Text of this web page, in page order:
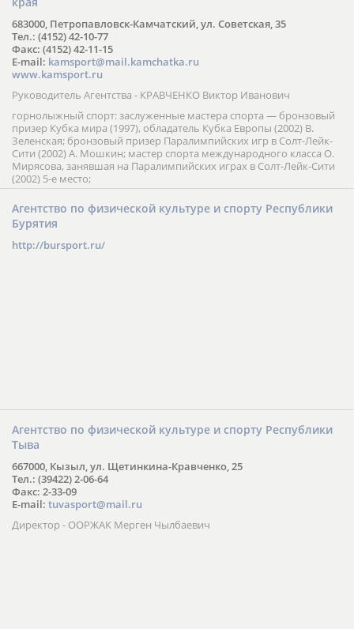
683000, Петропавловск-Камчатский, ул. Советская, 35
Тел.: (4152) 42-10-77
Факс: (4152) 42-11-15
E-mail: kamsport@mail.kamchatka.ru
www.kamsport.ru
Руководитель Агентства - КРАВЧЕНКО Виктор Иванович
горнолыжный спорт: заслуженные мастера спорта — бронзовый
призер Кубка мира (1997), обладатель Кубка Европы (2002) В.
Зеленская; бронзовый призер Паралимпийских игр в Солт-Лейк-
Сити (2002) А. Мошкин; мастер спорта международного класса О.
Мирясова, занявшая на Паралимпийских играх в Солт-Лейк-Сити
(2002) 5-е место;
Агентство по физической культуре и спорту Республики
Бурятия
http://bursport.ru/
Агентство по физической культуре и спорту Республики
Тыва
667000, Кызыл, ул. Щетинкина-Кравченко, 25
Тел.: (39422) 2-06-64
Факс: 2-33-09
E-mail: tuvasport@mail.ru
Директор - ООРЖАК Мерген Чылбаевич